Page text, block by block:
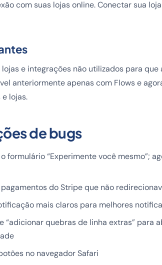
com suas lojas online. Conectar sua
e integrações não utilizados para que
anteriormente apenas com Flows e
lojas.
de bugs
formulário “Experimente você mesmo”;
do Stripe que não
mais claros para melhores
“adicionar quebras de linha extras” para
no navegador Safari